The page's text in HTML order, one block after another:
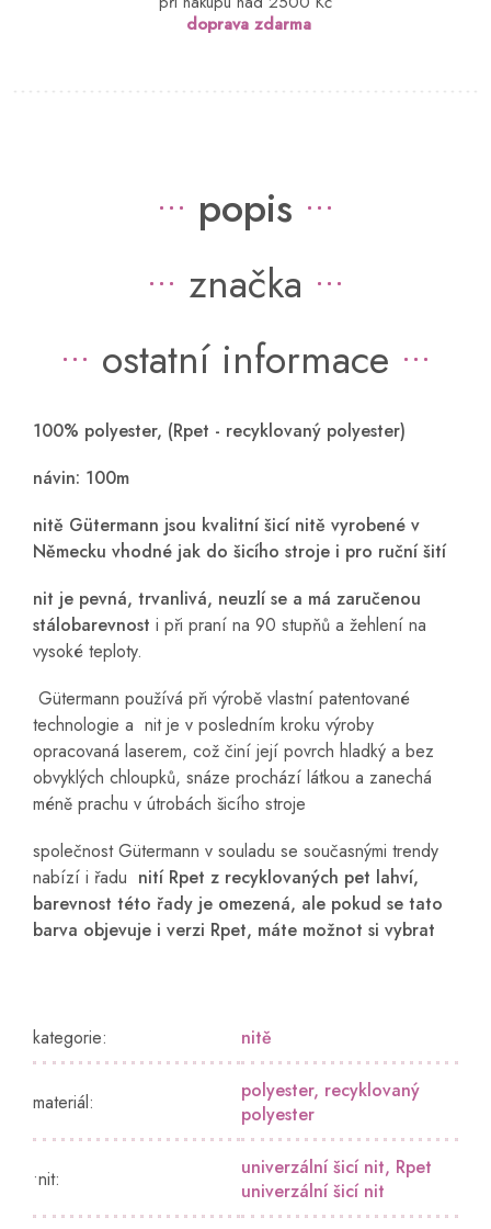
doprava zdarma
popis
značka
ostatní informace
100% polyester, (Rpet - recyklovaný polyester)
návin: 100m
nitě Gütermann jsou kvalitní šicí nitě vyrobené v
Německu vhodné jak do šicího stroje i pro ruční šití
nit je pevná, trvanlivá, neuzlí se a má zaručenou
stálobarevnost i při praní na 90 stupňů a žehlení na
vysoké teploty.
Gütermann používá při výrobě vlastní patentované
technologie a nit je v posledním kroku výroby
opracovaná laserem, což činí její povrch hladký a bez
obvyklých chloupků, snáze prochází látkou a zanechá
méně prachu v útrobách šicího stroje
společnost Gütermann v souladu se současnými trendy
nabízí i řadu nití Rpet z recyklovaných pet lahví,
barevnost této řady je omezená, ale pokud se tato
barva objevuje i verzi Rpet, máte možnot si vybrat
kategorie: nitě
materiál: polyester, recyklovaný
polyester
•nit: univerzální šicí nit, Rpet
univerzální šicí nit